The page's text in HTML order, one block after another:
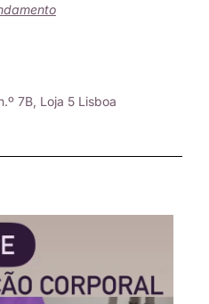
7B, Loja 5 Lisboa